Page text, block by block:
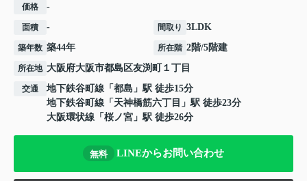
価格 -
面積 - 間取り 3LDK
築年数 築44年 所在階 2階/5階建
所在地 大阪府大阪市都島区友渕町 １丁目
交通 地下鉄谷町線 「 都島 」駅 徒歩15分
地下鉄谷町線 「 天神橋筋六丁目 」駅 徒歩23分
大阪環状線 「 桜ノ宮 」駅 徒歩26分
無料 LINEからお問い合わせ